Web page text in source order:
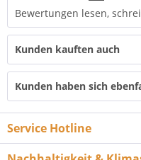
Bewertungen lesen,
Kunden kauften auch
Kunden haben sich
Service Hotline